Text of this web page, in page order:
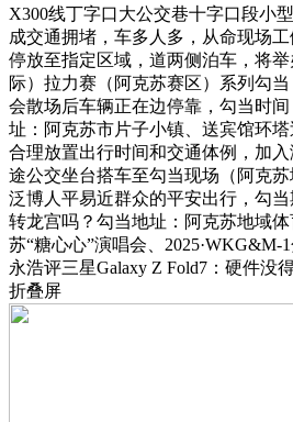
X300线丁字口大公交巷十字口段小
成交通拥堵，车多人多，从命现场
停放至指定区域，道两侧泊车，将
际）拉力赛（阿克苏赛区）系列勾
会散场后车辆正在边停靠，勾当时间
址：阿克苏市片子小镇、送宾馆环塔
合理放置出行时间和交通体例，加
途公交坐台搭车至勾当现场（阿克
泛博人平易近群众的平安出行，勾
转龙宫吗？勾当地址：阿克苏地域
苏“糖心心”演唱会、2025·WKG&M-
永浩评三星Galaxy Z Fold7：硬件没
折叠屏